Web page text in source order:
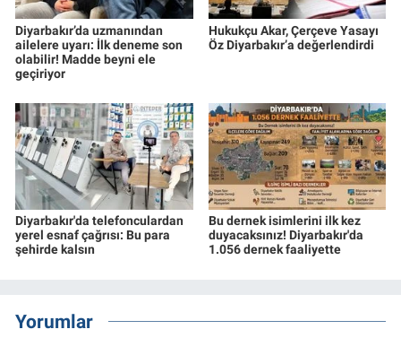
Diyarbakır’da uzmanından
ailelere uyarı: İlk deneme son
olabilir! Madde beyni ele
geçiriyor
Hukukçu Akar, Çerçeve Yasayı
Öz Diyarbakır’a değerlendirdi
Diyarbakır'da telefonculardan
yerel esnaf çağrısı: Bu para
şehirde kalsın
Bu dernek isimlerini ilk kez
duyacaksınız! Diyarbakır'da
1.056 dernek faaliyette
Yorumlar